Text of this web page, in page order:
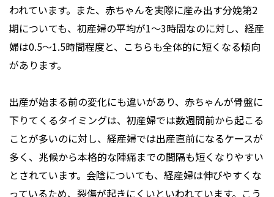
われています。また、赤ちゃんを実際に産み出す分娩第2
期についても、初産婦の平均が1〜3時間なのに対し、経産
婦は0.5〜1.5時間程度と、こちらも全体的に短くなる傾向
があります。
出産が始まる前の変化にも違いがあり、赤ちゃんが骨盤に
下りてくるタイミングは、初産婦では数週間前から起こる
ことが多いのに対し、経産婦では出産直前になるケースが
多く、兆候から本格的な陣痛までの間隔も短くなりやすい
とされています。会陰についても、経産婦は伸びやすくな
っているため、裂傷が起きにくいといわれています。こう